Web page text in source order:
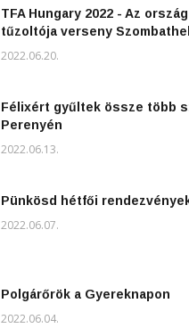
TFA Hungary 2022 - Az
tűzoltója verseny
2022.06.20.
Félixért gyűltek össze több
Perenyén
2022.06.13.
Pünkösd hétfői
2022.06.07.
Polgárőrök a Gyereknapon
2022.06.04.